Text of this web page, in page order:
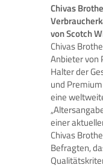
Chivas
von Scotch
Chivas
Anbieter von
Halter der
und
eine
einer
Chivas
Befragten,